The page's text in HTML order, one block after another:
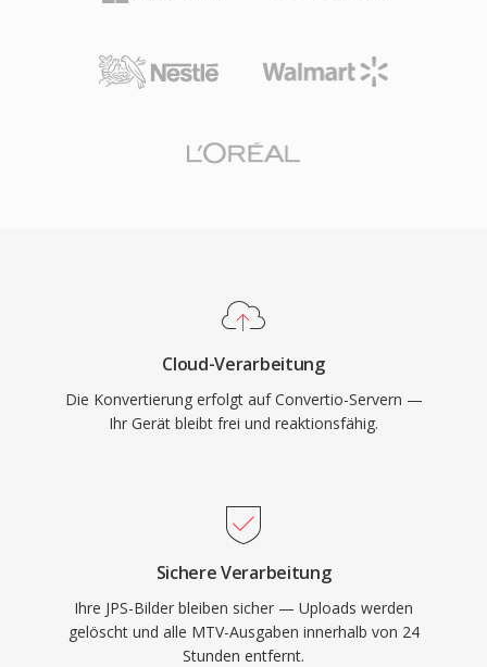
Cloud-Verarbeitung
Die Konvertierung erfolgt auf Convertio-Servern —
Ihr Gerät bleibt frei und reaktionsfähig.
Sichere Verarbeitung
Ihre JPS-Bilder bleiben sicher — Uploads werden
gelöscht und alle MTV-Ausgaben innerhalb von 24
Stunden entfernt.